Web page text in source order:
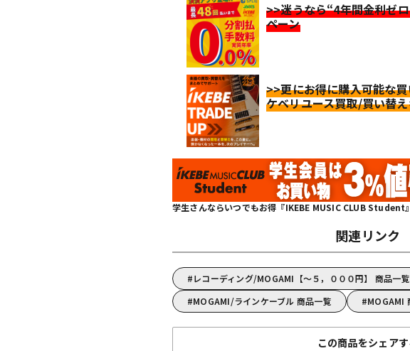
>>迷うなら“4年間金利ゼ
ペーン
>>更にお得に購入可能な
ケベリユース買取/買い替
学生さんならいつでもお得『IKEBE MUSIC CLUB Student』
関連リンク
レコーディング/MOGAMI【～５，０００円】 商品一覧
MOGAMI/ラインケーブル 商品一覧
MOGAMI
この商品をシェア